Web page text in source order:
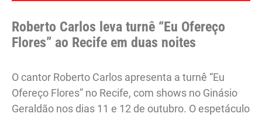
Roberto Carlos leva turnê “Eu Ofereço
Flores” ao Recife em duas noites
O cantor Roberto Carlos apresenta a turnê “Eu
Ofereço Flores” no Recife, com shows no Ginásio
Geraldão nos dias 11 e 12 de outubro. O espetáculo